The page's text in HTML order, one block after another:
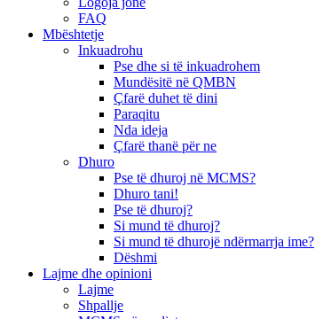
FAQ
Mbështetje
Inkuadrohu
Pse dhe si të inkuadrohem
Mundësitë në QMBN
Çfarë duhet të dini
Paraqitu
Nda ideja
Çfarë thanë për ne
Dhuro
Pse të dhuroj në MCMS?
Dhuro tani!
Pse të dhuroj?
Si mund të dhuroj?
Si mund të dhurojë ndërmarrja ime?
Dëshmi
Lajme dhe opinioni
Lajme
Shpallje